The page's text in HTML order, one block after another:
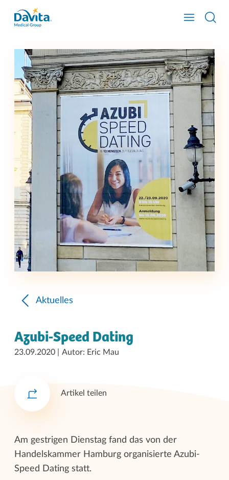
Aktuelles
Azubi-Speed Dating
23.09.2020 Autor: Eric Mau
Artikel teilen
Am gestrigen Dienstag fand das von der
Handelskammer Hamburg organisierte Azubi-
Speed Dating statt.